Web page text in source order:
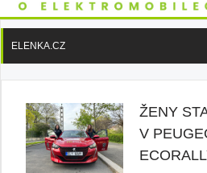
ELENKA.CZ
ŽENY
V